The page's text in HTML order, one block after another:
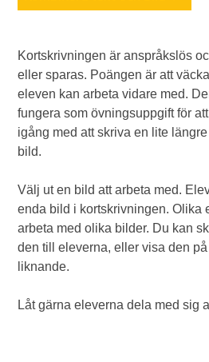
Kortskrivningen är anspråkslös
eller sparas. Poängen är att
eleven kan arbeta vidare med.
fungera som övningsuppgift för
igång med att skriva en lite
bild.
Välj ut en bild att arbeta med.
enda bild i kortskrivningen. Olika
arbeta med olika bilder. Du kan
den till eleverna, eller visa den
liknande.
Låt gärna eleverna dela med sig